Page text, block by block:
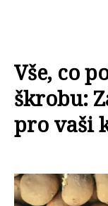
Vše, co
škrobu:
pro vaši